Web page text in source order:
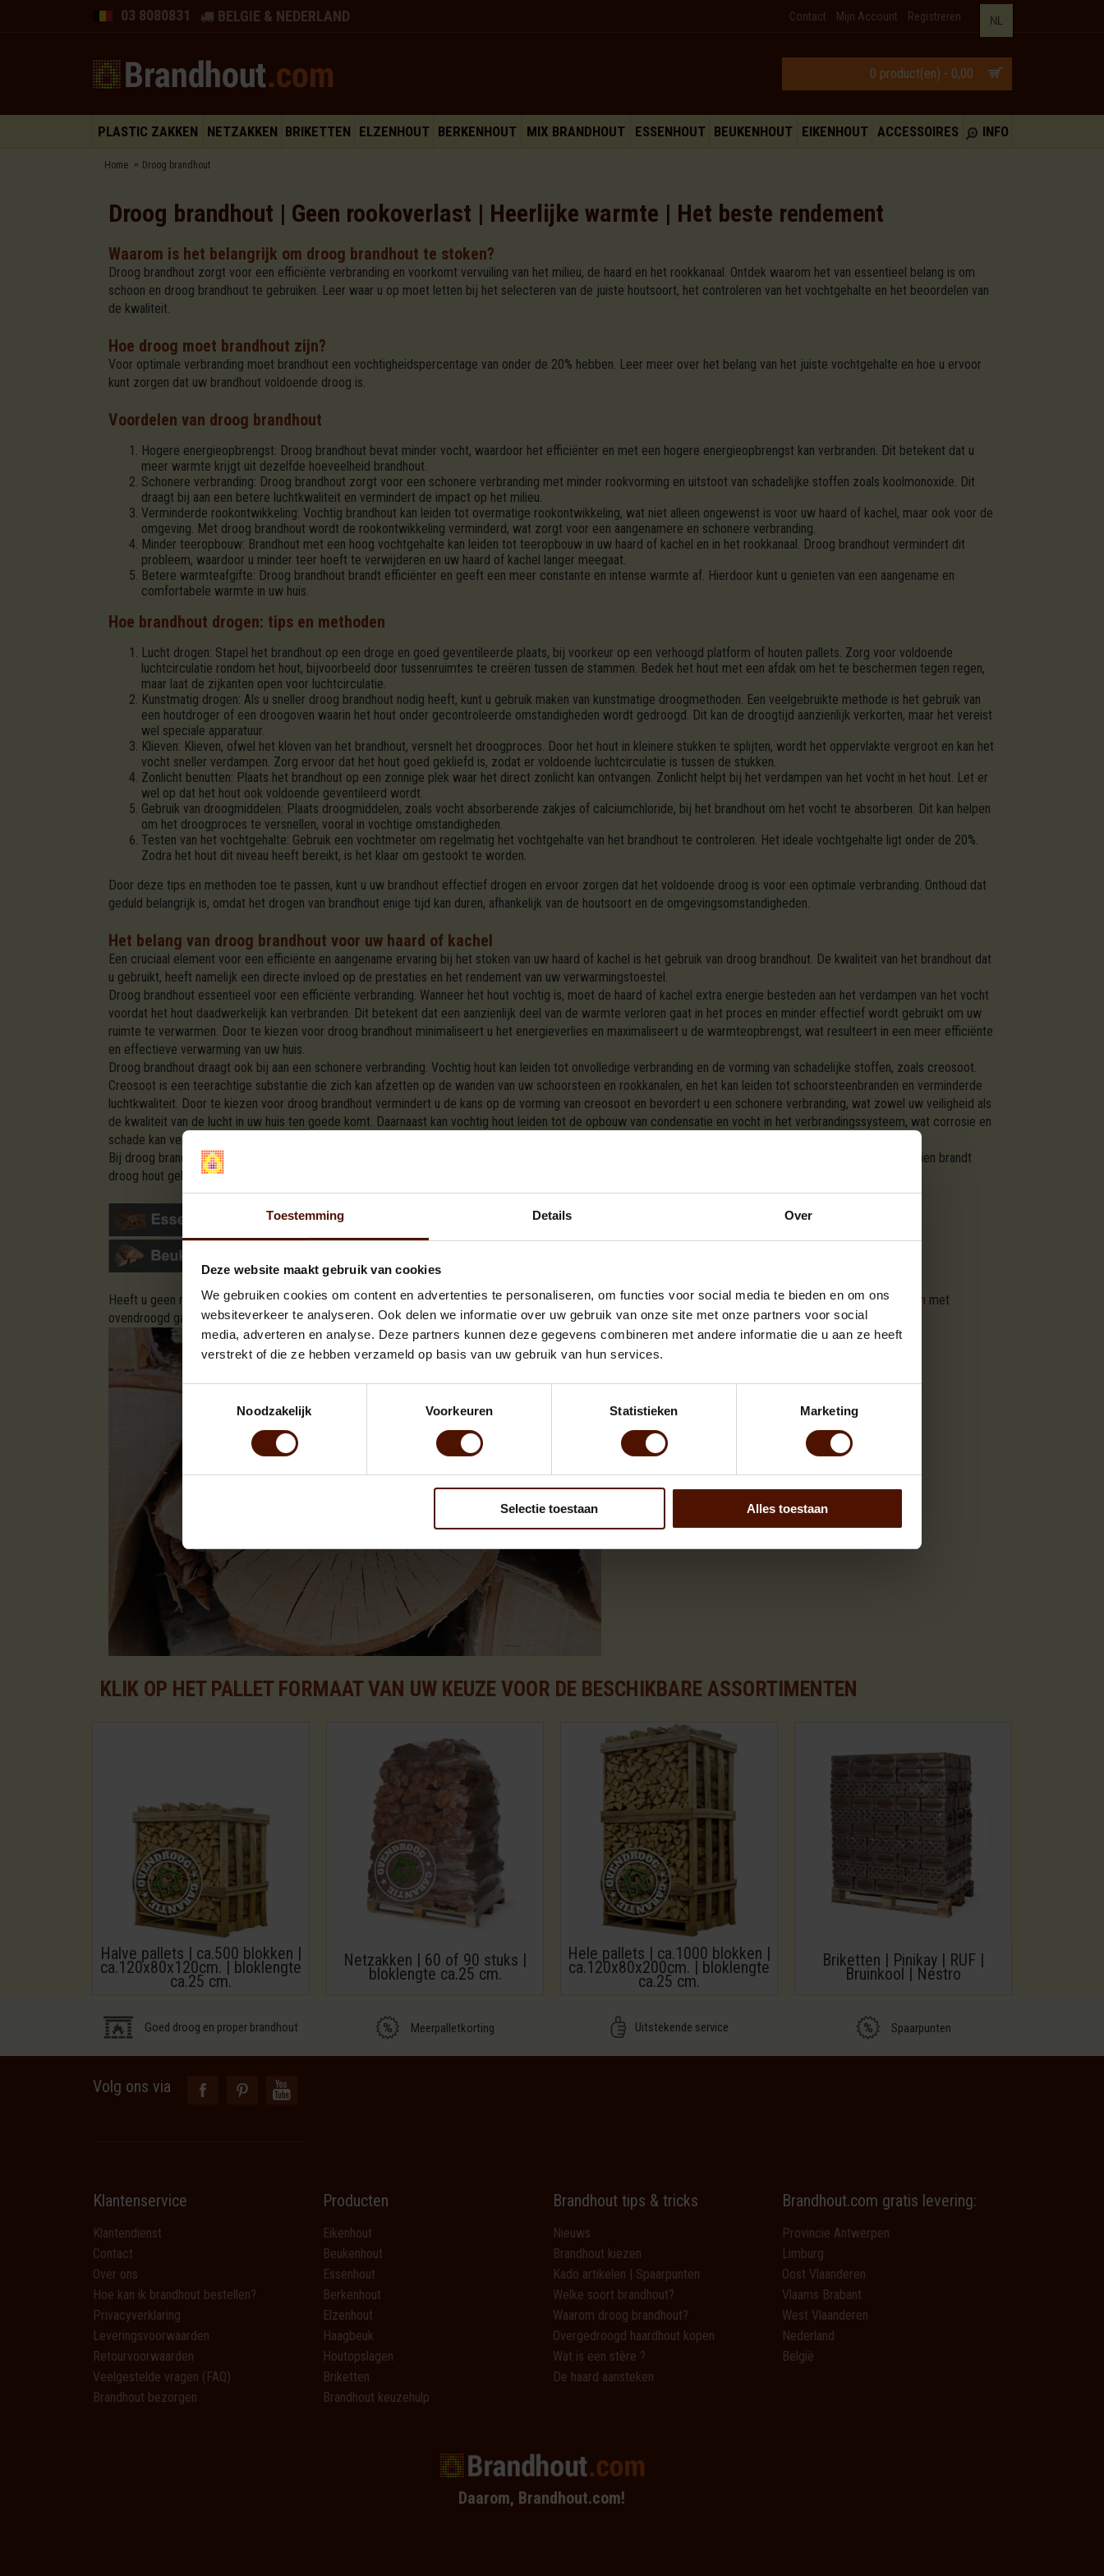
Toestemming Details Over
Deze website maakt gebruik van cookies
We gebruiken cookies om content en advertenties te personaliseren, om functies voor social media te bieden en om ons
websiteverkeer te analyseren. Ook delen we informatie over uw gebruik van onze site met onze partners voor social
media, adverteren en analyse. Deze partners kunnen deze gegevens combineren met andere informatie die u aan ze heeft
verstrekt of die ze hebben verzameld op basis van uw gebruik van hun services.
Toestemmingsselectie
Noodzakelijk
Voorkeuren Statistieken Marketing
Selectie toestaan Alles toestaan
03 8080831 BELGIE & NEDERLAND NL
Contact Mijn Account Registreren
0 product(en) - 0,00
PLASTIC ZAKKEN NETZAKKEN BRIKETTEN ELZENHOUT BERKENHOUT MIX BRANDHOUT ESSENHOUT BEUKENHOUT EIKENHOUT ACCESSOIRES INFO
Home Droog brandhout
Droog brandhout | Geen rookoverlast | Heerlijke warmte | Het beste rendement
Waarom is het belangrijk om droog brandhout te stoken?
Droog brandhout zorgt voor een efficiënte verbranding en voorkomt vervuiling van het milieu, de haard en het rookkanaal. Ontdek waarom het van essentieel belang is om
schoon en droog brandhout te gebruiken. Leer waar u op moet letten bij het selecteren van de juiste houtsoort, het controleren van het vochtgehalte en het beoordelen van
de kwaliteit.
Hoe droog moet brandhout zijn?
Voor optimale verbranding moet brandhout een vochtigheidspercentage van onder de 20% hebben. Leer meer over het belang van het juiste vochtgehalte en hoe u ervoor
kunt zorgen dat uw brandhout voldoende droog is.
Voordelen van droog brandhout
Hogere energieopbrengst: Droog brandhout bevat minder vocht, waardoor het efficiënter en met een hogere energieopbrengst kan verbranden. Dit betekent dat u
meer warmte krijgt uit dezelfde hoeveelheid brandhout.
Schonere verbranding: Droog brandhout zorgt voor een schonere verbranding met minder rookvorming en uitstoot van schadelijke stoffen zoals koolmonoxide. Dit
draagt bij aan een betere luchtkwaliteit en vermindert de impact op het milieu.
Verminderde rookontwikkeling: Vochtig brandhout kan leiden tot overmatige rookontwikkeling, wat niet alleen ongewenst is voor uw haard of kachel, maar ook voor de
omgeving. Met droog brandhout wordt de rookontwikkeling verminderd, wat zorgt voor een aangenamere en schonere verbranding.
Minder teeropbouw: Brandhout met een hoog vochtgehalte kan leiden tot teeropbouw in uw haard of kachel en in het rookkanaal. Droog brandhout vermindert dit
probleem, waardoor u minder teer hoeft te verwijderen en uw haard of kachel langer meegaat.
Betere warmteafgifte: Droog brandhout brandt efficiënter en geeft een meer constante en intense warmte af. Hierdoor kunt u genieten van een aangename en
comfortabele warmte in uw huis.
Hoe brandhout drogen: tips en methoden
Lucht drogen: Stapel het brandhout op een droge en goed geventileerde plaats, bij voorkeur op een verhoogd platform of houten pallets. Zorg voor voldoende
luchtcirculatie rondom het hout, bijvoorbeeld door tussenruimtes te creëren tussen de stammen. Bedek het hout met een afdak om het te beschermen tegen regen,
maar laat de zijkanten open voor luchtcirculatie.
Kunstmatig drogen: Als u sneller droog brandhout nodig heeft, kunt u gebruik maken van kunstmatige droogmethoden. Een veelgebruikte methode is het gebruik van
een houtdroger of een droogoven waarin het hout onder gecontroleerde omstandigheden wordt gedroogd. Dit kan de droogtijd aanzienlijk verkorten, maar het vereist
wel speciale apparatuur.
Klieven: Klieven, ofwel het kloven van het brandhout, versnelt het droogproces. Door het hout in kleinere stukken te splijten, wordt het oppervlakte vergroot en kan het
vocht sneller verdampen. Zorg ervoor dat het hout goed gekliefd is, zodat er voldoende luchtcirculatie is tussen de stukken.
Zonlicht benutten: Plaats het brandhout op een zonnige plek waar het direct zonlicht kan ontvangen. Zonlicht helpt bij het verdampen van het vocht in het hout. Let er
wel op dat het hout ook voldoende geventileerd wordt.
Gebruik van droogmiddelen: Plaats droogmiddelen, zoals vocht absorberende zakjes of calciumchloride, bij het brandhout om het vocht te absorberen. Dit kan helpen
om het droogproces te versnellen, vooral in vochtige omstandigheden.
Testen van het vochtgehalte: Gebruik een vochtmeter om regelmatig het vochtgehalte van het brandhout te controleren. Het ideale vochtgehalte ligt onder de 20%.
Zodra het hout dit niveau heeft bereikt, is het klaar om gestookt te worden.
Door deze tips en methoden toe te passen, kunt u uw brandhout effectief drogen en ervoor zorgen dat het voldoende droog is voor een optimale verbranding. Onthoud dat
geduld belangrijk is, omdat het drogen van brandhout enige tijd kan duren, afhankelijk van de houtsoort en de omgevingsomstandigheden.
Het belang van droog brandhout voor uw haard of kachel
Een cruciaal element voor een efficiënte en aangename ervaring bij het stoken van uw haard of kachel is het gebruik van droog brandhout. De kwaliteit van het brandhout dat
u gebruikt, heeft namelijk een directe invloed op de prestaties en het rendement van uw verwarmingstoestel.
Droog brandhout essentieel voor een efficiënte verbranding. Wanneer het hout vochtig is, moet de haard of kachel extra energie besteden aan het verdampen van het vocht
voordat het hout daadwerkelijk kan verbranden. Dit betekent dat een aanzienlijk deel van de warmte verloren gaat in het proces en minder effectief wordt gebruikt om uw
ruimte te verwarmen. Door te kiezen voor droog brandhout minimaliseert u het energieverlies en maximaliseert u de warmteopbrengst, wat resulteert in een meer efficiënte
en effectieve verwarming van uw huis.
Droog brandhout draagt ook bij aan een schonere verbranding. Vochtig hout kan leiden tot onvolledige verbranding en de vorming van schadelijke stoffen, zoals creosoot.
Creosoot is een teerachtige substantie die zich kan afzetten op de wanden van uw schoorsteen en rookkanalen, en het kan leiden tot schoorsteenbranden en verminderde
luchtkwaliteit. Door te kiezen voor droog brandhout vermindert u de kans op de vorming van creosoot en bevordert u een schonere verbranding, wat zowel uw veiligheid als
de kwaliteit van de lucht in uw huis ten goede komt. Daarnaast kan vochtig hout leiden tot de opbouw van condensatie en vocht in het verbrandingssysteem, wat corrosie en
schade kan veroorzaken.
Bij droog brandhout verloopt het ontbrandingsproces sneller en efficiënter, wat betekent dat u minder moeite hoeft te doen om uw vuur aan te steken. Bovendien brandt
droog hout gelijkmatiger en voorspelbaarder, waardoor u de warmteafgifte beter kunt reguleren en uw haard- of kachelervaring kunt optimaliseren.
Heeft u geen mogelijkheid om het hout zelf zo lang te laten drogen, zorg dan dat u er zeker van bent dat uw leverancier dit wel gedaan heeft!Brandhout kopen met
ovendroogd garantie van brandhout.com
KLIK OP HET PALLET FORMAAT VAN UW KEUZE VOOR DE BESCHIKBARE ASSORTIMENTEN
Halve pallets | ca.500 blokken |
ca.120x80x120cm. | bloklengte
ca.25 cm.
Netzakken | 60 of 90 stuks |
bloklengte ca.25 cm.
Hele pallets | ca.1000 blokken |
ca.120x80x200cm. | bloklengte
ca.25 cm.
Briketten | Pinikay | RUF |
Bruinkool | Nestro
Goed droog en proper brandhout Meerpalletkorting Uitstekende service Spaarpunten
Volg ons via
Klantenservice
Klantendienst
Contact
Over ons
Hoe kan ik brandhout bestellen?
Privacyverklaring
Leveringsvoorwaarden
Retourvoorwaarden
Veelgestelde vragen (FAQ)
Brandhout bezorgen
Producten
Eikenhout
Beukenhout
Essenhout
Berkenhout
Elzenhout
Haagbeuk
Houtopslagen
Briketten
Brandhout keuzehulp
Brandhout tips & tricks
Nieuws
Brandhout kiezen
Kado artikelen | Spaarpunten
Welke soort brandhout?
Waarom droog brandhout?
Overgedroogd haardhout kopen
Wat is een stère ?
De haard aansteken
Brandhout.com gratis levering:
Provincie Antwerpen
Limburg
Oost Vlaanderen
Vlaams Brabant
West Vlaanderen
Nederland
België
Daarom, Brandhout.com!